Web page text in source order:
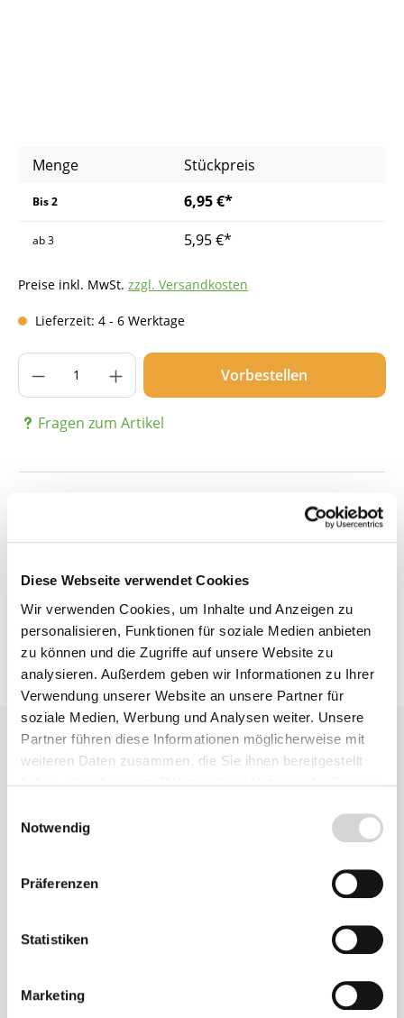
Diese Webseite verwendet Cookies
Wir verwenden Cookies, um Inhalte und Anzeigen zu
personalisieren, Funktionen für soziale Medien anbieten
zu können und die Zugriffe auf unsere Website zu
analysieren. Außerdem geben wir Informationen zu Ihrer
Verwendung unserer Website an unsere Partner für
soziale Medien, Werbung und Analysen weiter. Unsere
Partner führen diese Informationen möglicherweise mit
weiteren Daten zusammen, die Sie ihnen bereitgestellt
Notwendig
Präferenzen
Statistiken
Marketing
Menge Stückpreis
Bis2 6,95 €*
ab3 5,95 €*
Preise inkl. MwSt. zzgl. Versandkosten
Lieferzeit: 4 - 6 Werktage
Produkt Anzahl: Gib den gewünschten
Vorbestellen
Fragen zum Artikel
Bewertungen
Produkt
empfehlen wir